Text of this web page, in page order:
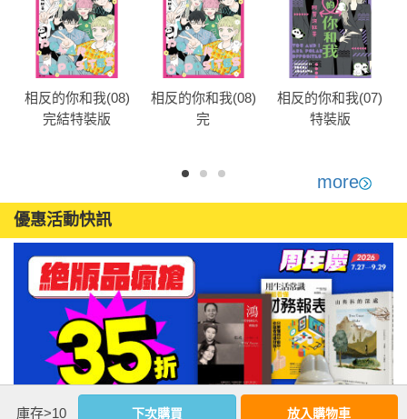
相反的你和我(08)
完結特裝版
相反的你和我(08)
完
相反的你和我(07)
特裝版
more
優惠活動快訊
庫存>10 下次購買 放入購物車